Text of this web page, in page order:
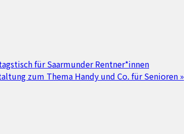
für Saarmunder Rentner*innen
zum Thema Handy und Co. für Senioren »